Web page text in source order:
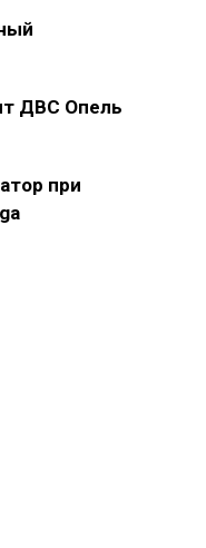
ДВС Опель
при